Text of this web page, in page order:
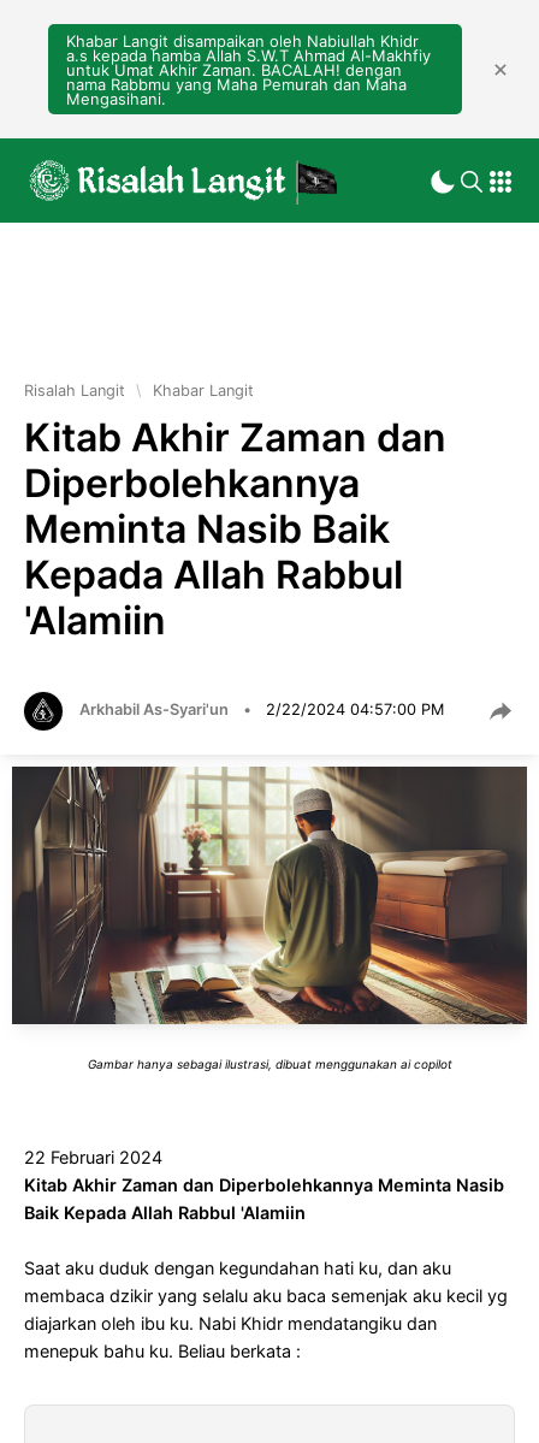
Khabar Langit disampaikan oleh Nabiullah Khidr
a.s kepada hamba Allah S.W.T Ahmad Al-Makhfiy
untuk Umat Akhir Zaman. BACALAH! dengan
nama Rabbmu yang Maha Pemurah dan Maha
Mengasihani.
Risalah Langit \ Khabar Langit
Kitab Akhir Zaman dan
Diperbolehkannya
Meminta Nasib Baik
Kepada Allah Rabbul
'Alamiin
Arkhabil As-Syari'un • 2/22/2024 04:57:00 PM
Gambar hanya sebagai ilustrasi, dibuat menggunakan ai copilot
22 Februari 2024
Kitab Akhir Zaman dan Diperbolehkannya Meminta Nasib
Baik Kepada Allah Rabbul 'Alamiin
Saat aku duduk dengan kegundahan hati ku, dan aku
membaca dzikir yang selalu aku baca semenjak aku kecil yg
diajarkan oleh ibu ku. Nabi Khidr mendatangiku dan
menepuk bahu ku. Beliau berkata :